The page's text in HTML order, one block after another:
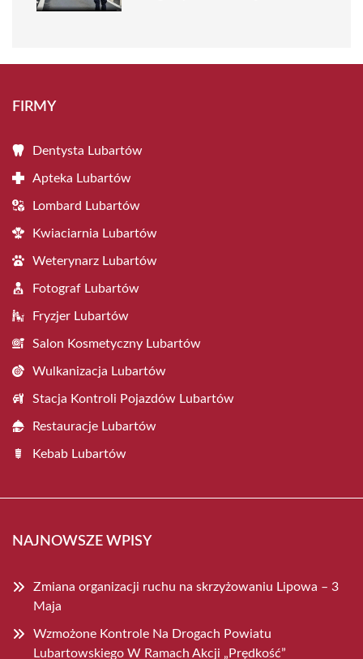
FIRMY
Dentysta Lubartów
Apteka Lubartów
Lombard Lubartów
Kwiaciarnia Lubartów
Weterynarz Lubartów
Fotograf Lubartów
Fryzjer Lubartów
Salon Kosmetyczny Lubartów
Wulkanizacja Lubartów
Stacja Kontroli Pojazdów Lubartów
Restauracje Lubartów
Kebab Lubartów
NAJNOWSZE WPISY
Zmiana organizacji ruchu na skrzyżowaniu Lipowa – 3
Maja
Wzmożone Kontrole Na Drogach Powiatu
Lubartowskiego W Ramach Akcji „Prędkość”